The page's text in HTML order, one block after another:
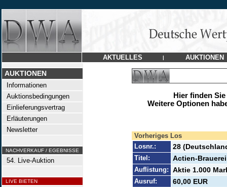
AKTUELLES | AUKTIONEN
AUKTIONEN
Informationen
Auktionsbedingungen
Einlieferungsvertrag
Erläuterungen
Newsletter
NACHVERKAUF / EGEBNISSE
54. Live-Auktion
LIVE BIETEN
Hier finden
Weitere Optionen
Vorheriges Los
Losnr.:
28
Titel: Actien-
Auflistung: Aktie 1.000
Ausruf: 60,00 EUR